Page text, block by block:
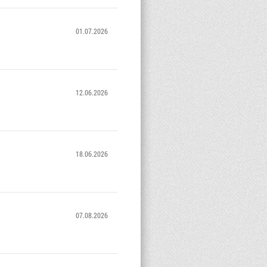
01.07.2026
12.06.2026
18.06.2026
07.08.2026